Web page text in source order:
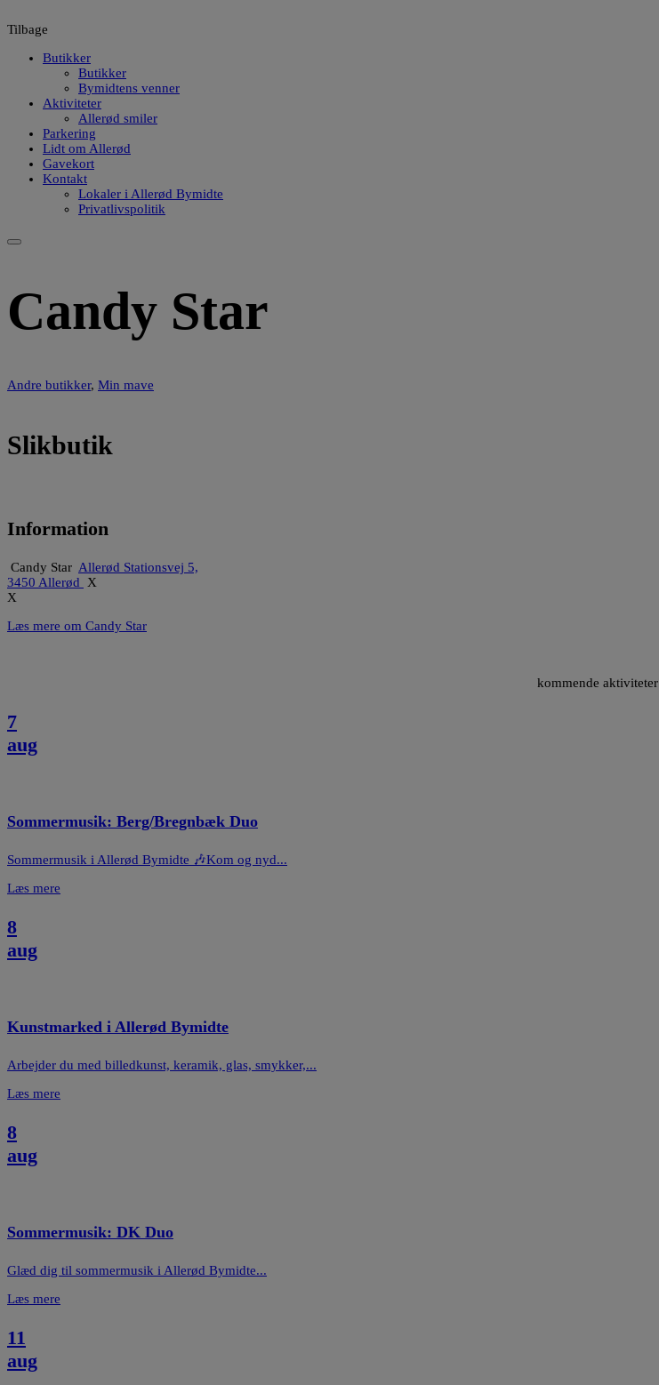
til
Tilbage
Butikker
Butikker
Bymidtens venner
Aktiviteter
Allerød smiler
Parkering
Lidt om Allerød
Gavekort
Kontakt
Lokaler i Allerød Bymidte
Privatlivspolitik
Candy Star
Andre butikker, Min mave
Slikbutik
Information
Candy Star Allerød Stationsvej 5,
3450 Allerød
X
X
Læs mere om Candy Star
kommende aktiviteter
7
aug
Sommermusik: Berg/Bregnbæk Duo
Sommermusik i Allerød Bymidte 🎶Kom og nyd...
Læs mere
8
aug
Kunstmarked i Allerød Bymidte
Arbejder du med billedkunst, keramik, glas, smykker,...
Læs mere
8
aug
Sommermusik: DK Duo
Glæd dig til sommermusik i Allerød Bymidte...
Læs mere
11
aug